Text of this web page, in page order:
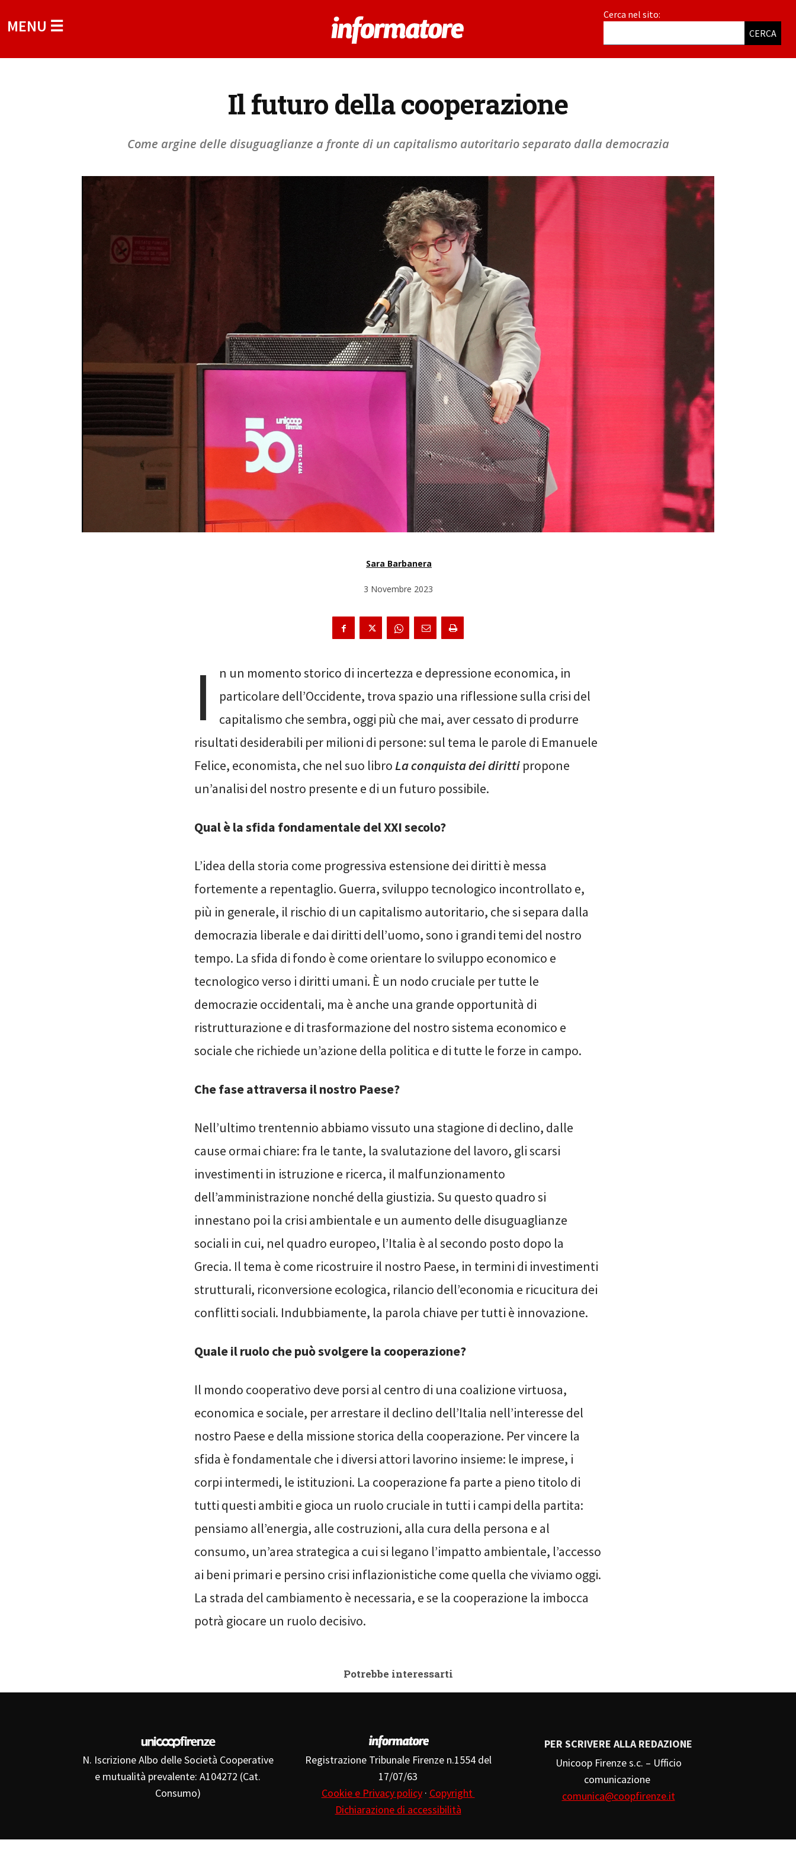
MENU ☰
Cerca nel sito:
CERCA
Il futuro della cooperazione
Come argine delle disuguaglianze a fronte di un capitalismo autoritario separato dalla democrazia
Sara Barbanera
3 Novembre 2023
I
n un momento storico di incertezza e depressione economica, in
particolare dell’Occidente, trova spazio una riflessione sulla crisi del
capitalismo che sembra, oggi più che mai, aver cessato di produrre
risultati desiderabili per milioni di persone: sul tema le parole di Emanuele
Felice, economista, che nel suo libroLa conquista dei diritti propone
un’analisi del nostro presente e di un futuro possibile.
Qual è la sfida fondamentale del XXI secolo?
L’idea della storia come progressiva estensione dei diritti è messa
fortemente a repentaglio. Guerra, sviluppo tecnologico incontrollato e,
più in generale, il rischio di un capitalismo autoritario, che si separa dalla
democrazia liberale e dai diritti dell’uomo, sono i grandi temi del nostro
tempo. La sfida di fondo è come orientare lo sviluppo economico e
tecnologico verso i diritti umani. È un nodo cruciale per tutte le
democrazie occidentali, ma è anche una grande opportunità di
ristrutturazione e di trasformazione del nostro sistema economico e
sociale che richiede un’azione della politica e di tutte le forze in campo.
Che fase attraversa il nostro Paese?
Nell’ultimo trentennio abbiamo vissuto una stagione di declino, dalle
cause ormai chiare: fra le tante, la svalutazione del lavoro, gli scarsi
investimenti in istruzione e ricerca, il malfunzionamento
dell’amministrazione nonché della giustizia. Su questo quadro si
innestano poi la crisi ambientale e un aumento delle disuguaglianze
sociali in cui, nel quadro europeo, l’Italia è al secondo posto dopo la
Grecia. Il tema è come ricostruire il nostro Paese, in termini di investimenti
strutturali, riconversione ecologica, rilancio dell’economia e ricucitura dei
conflitti sociali. Indubbiamente, la parola chiave per tutti è innovazione.
Quale il ruolo che può svolgere la cooperazione?
Il mondo cooperativo deve porsi al centro di una coalizione virtuosa,
economica e sociale, per arrestare il declino dell’Italia nell’interesse del
nostro Paese e della missione storica della cooperazione. Per vincere la
sfida è fondamentale che i diversi attori lavorino insieme: le imprese, i
corpi intermedi, le istituzioni. La cooperazione fa parte a pieno titolo di
tutti questi ambiti e gioca un ruolo cruciale in tutti i campi della partita:
pensiamo all’energia, alle costruzioni, alla cura della persona e al
consumo, un’area strategica a cui si legano l’impatto ambientale, l’accesso
ai beni primari e persino crisi inflazionistiche come quella che viviamo oggi.
La strada del cambiamento è necessaria, e se la cooperazione la imbocca
potrà giocare un ruolo decisivo.
Potrebbe interessarti
N. Iscrizione Albo delle Società Cooperative
e mutualità prevalente: A104272 (Cat.
Consumo)
Registrazione Tribunale Firenze n.1554 del
17/07/63
Cookie e Privacy policy· Copyright
Dichiarazione di accessibilità
PER SCRIVERE ALLA REDAZIONE
Unicoop Firenze s.c. – Ufficio
comunicazione
comunica@coopfirenze.it